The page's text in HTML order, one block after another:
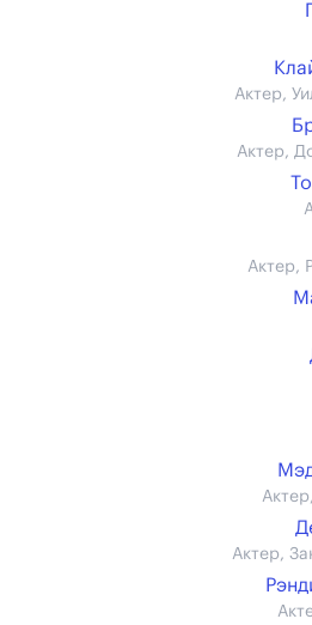
Актер,
Актер,
Актер,
Актер,